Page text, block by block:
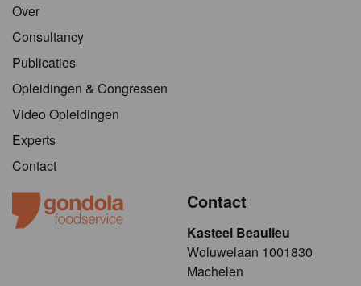
Over
Consultancy
Publicaties
Opleidingen & Congressen
Video Opleidingen
Experts
Contact
Contact
Kasteel Beaulieu
​​​Woluwelaan 1001830
Machelen